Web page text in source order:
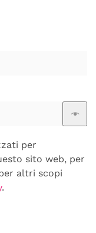
per
sito web, per
altri scopi
.